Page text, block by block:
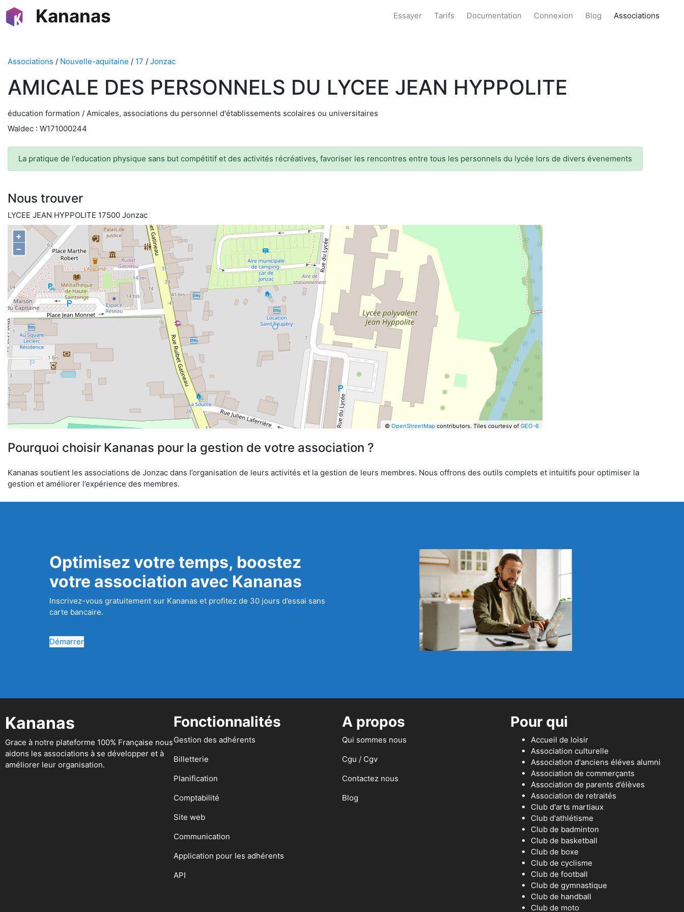
Kananas Essayer Tarifs Documentation Connexion Blog Associations
Associations / Nouvelle-aquitaine / 17 / Jonzac
AMICALE DES PERSONNELS DU LYCEE JEAN HYPPOLITE
éducation formation / Amicales, associations du personnel d'établissements scolaires ou universitaires
Waldec : W171000244
La pratique de l'education physique sans but compétitif et des activités récréatives, favoriser les rencontres entre tous les personnels du lycée lors de divers évenements
Nous trouver
LYCEE JEAN HYPPOLITE 17500 Jonzac
+
−
© OpenStreetMapcontributors. Tiles courtesy of GEO-6
Pourquoi choisir Kananas pour la gestion de votre association ?
Kananas soutient les associations de Jonzac dans l’organisation de leurs activités et la gestion de leurs membres. Nous offrons des outils complets et intuitifs pour optimiser la
gestion et améliorer l’expérience des membres.
Optimisez votre temps, boostez
votre association avec Kananas
Inscrivez-vous gratuitement sur Kananas et profitez de 30 jours d’essai sans
carte bancaire.
Démarrer
Kananas
Grace à notre plateforme 100% Française nous
aidons les associations à se développer et à
améliorer leur organisation.
Fonctionnalités
Gestion des adhérents
Billetterie
Planification
Comptabilité
Site web
Communication
Application pour les adhérents
API
A propos
Qui sommes nous
Cgu / Cgv
Contactez nous
Blog
Pour qui
Accueil de loisir
Association culturelle
Association d'anciens éléves alumni
Association de commerçants
Association de parents d’élèves
Association de retraités
Club d'arts martiaux
Club d'athlétisme
Club de badminton
Club de basketball
Club de boxe
Club de cyclisme
Club de football
Club de gymnastique
Club de handball
Club de moto